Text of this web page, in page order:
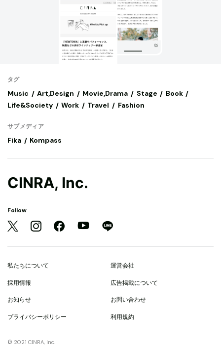
タグ
Music Art,Design Movie,Drama Stage
Book
Life&Society
Work Travel Fashion
サブメディア
Fika Kompass
CINRA, Inc.
Follow
私たちについて 運営会社
採用情報 広告掲載について
お知らせ お問い合わせ
プライバシーポリシー 利用規約
© 2021 CINRA, Inc.